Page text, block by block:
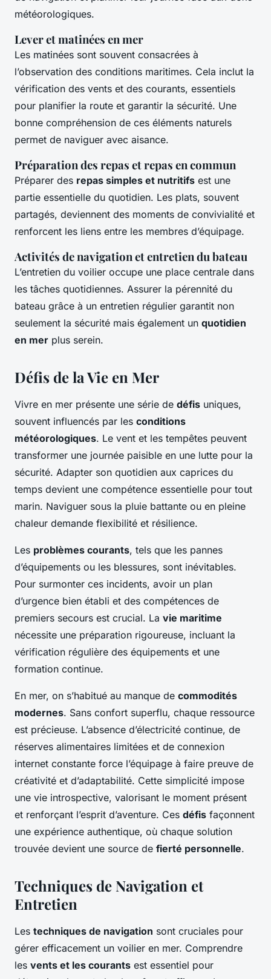
météorologiques.
Lever et matinées en mer
Les matinées sont souvent consacrées à
l’observation des conditions maritimes. Cela inclut la
vérification des vents et des courants, essentiels
pour planifier la route et garantir la sécurité. Une
bonne compréhension de ces éléments naturels
permet de naviguer avec aisance.
Préparation des repas et repas en commun
Préparer des repas simples et nutritifs est une
partie essentielle du quotidien. Les plats, souvent
partagés, deviennent des moments de convivialité et
renforcent les liens entre les membres d’équipage.
Activités de navigation et entretien du bateau
L’entretien du voilier occupe une place centrale dans
les tâches quotidiennes. Assurer la pérennité du
bateau grâce à un entretien régulier garantit non
seulement la sécurité mais également un quotidien
en mer plus serein.
Défis de la Vie en Mer
Vivre en mer présente une série de défis uniques,
souvent influencés par les conditions
météorologiques. Le vent et les tempêtes peuvent
transformer une journée paisible en une lutte pour la
sécurité. Adapter son quotidien aux caprices du
temps devient une compétence essentielle pour tout
marin. Naviguer sous la pluie battante ou en pleine
chaleur demande flexibilité et résilience.
Les problèmes courants, tels que les pannes
d’équipements ou les blessures, sont inévitables.
Pour surmonter ces incidents, avoir un plan
d’urgence bien établi et des compétences de
premiers secours est crucial. La vie maritime
nécessite une préparation rigoureuse, incluant la
vérification régulière des équipements et une
formation continue.
En mer, on s’habitué au manque de commodités
modernes. Sans confort superflu, chaque ressource
est précieuse. L’absence d’électricité continue, de
réserves alimentaires limitées et de connexion
internet constante force l’équipage à faire preuve de
créativité et d’adaptabilité. Cette simplicité impose
une vie introspective, valorisant le moment présent
et renforçant l’esprit d’aventure. Ces défis façonnent
une expérience authentique, où chaque solution
trouvée devient une source de fierté personnelle.
Techniques de Navigation et
Entretien
Les techniques de navigation sont cruciales pour
gérer efficacement un voilier en mer. Comprendre
les vents et les courants est essentiel pour